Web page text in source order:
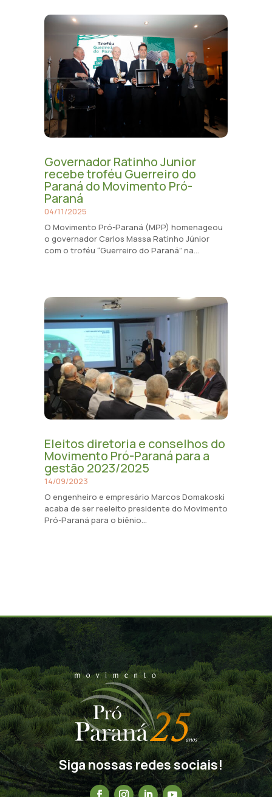
Governador Ratinho Junior
recebe troféu Guerreiro do
Paraná do Movimento Pró-
Paraná
04/11/2025
O Movimento Pró-Paraná (MPP) homenageou
o governador Carlos Massa Ratinho Júnior
com o troféu “Guerreiro do Paraná” na...
Eleitos diretoria e conselhos do
Movimento Pró-Paraná para a
gestão 2023/2025
14/09/2023
O engenheiro e empresário Marcos Domakoski
acaba de ser reeleito presidente do Movimento
Pró-Paraná para o biênio...
Siga nossas redes sociais!